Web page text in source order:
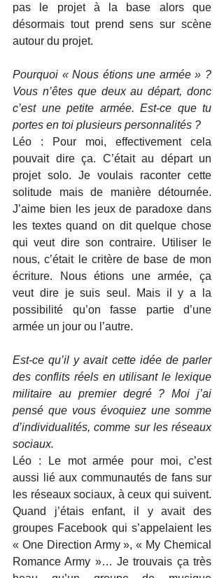
pas le projet à la base alors que
désormais tout prend sens sur scène
autour du projet.
Pourquoi « Nous étions une armée » ?
Vous n’êtes que deux au départ, donc
c’est une petite armée. Est-ce que tu
portes en toi plusieurs personnalités ?
Léo : Pour moi, effectivement cela
pouvait dire ça. C’était au départ un
projet solo. Je voulais raconter cette
solitude mais de manière détournée.
J’aime bien les jeux de paradoxe dans
les textes quand on dit quelque chose
qui veut dire son contraire. Utiliser le
nous, c’était le critère de base de mon
écriture. Nous étions une armée, ça
veut dire je suis seul. Mais il y a la
possibilité qu’on fasse partie d’une
armée un jour ou l’autre.
Est-ce qu’il y avait cette idée de parler
des conflits réels en utilisant le lexique
militaire au premier degré ? Moi j’ai
pensé que vous évoquiez une somme
d’individualités, comme sur les réseaux
sociaux.
Léo : Le mot armée pour moi, c’est
aussi lié aux communautés de fans sur
les réseaux sociaux, à ceux qui suivent.
Quand j’étais enfant, il y avait des
groupes Facebook qui s’appelaient les
« One Direction Army », « My Chemical
Romance Army »… Je trouvais ça très